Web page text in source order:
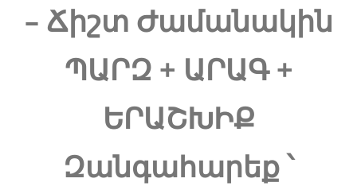
– Ճիշտ Ժամանակին
ՊԱՐԶ + ԱՐԱԳ +
ԵՐԱՇԽԻՔ
Զանգահարեք ՝